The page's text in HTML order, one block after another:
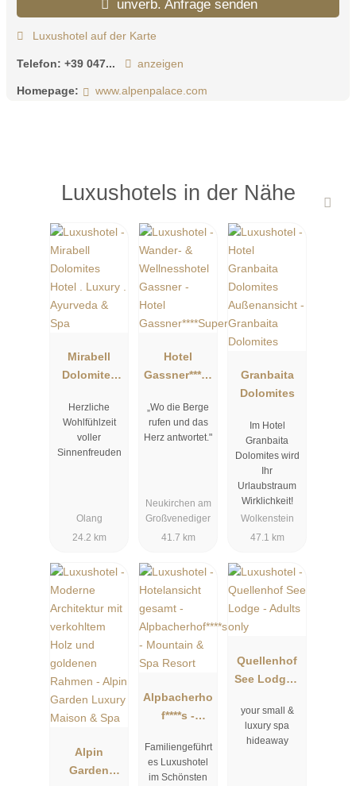
unverb. Anfrage senden
Luxushotel auf der Karte
Telefon: +39 047... anzeigen
Homepage: www.alpenpalace.com
Luxushotels in der Nähe
Mirabell
Dolomites
Luxury .
Ayurveda &
Spa
Herzliche
Wohlfühlzeit
voller
Sinnenfreuden
Olang
24.2 km
Hotel
Gassner****S
„Wo die Berge
rufen und das
Herz antwortet."
Neukirchen am
Großvenediger
41.7 km
Granbaita
Dolomites
Im Hotel
Granbaita
Dolomites wird
Ihr
Urlaubstraum
Wirklichkeit!
Wolkenstein
47.1 km
Alpin
Garden
Alpbacherho
f****s -
Spa Resort
Familiengeführt
es Luxushotel
im Schönsten
Quellenhof
See Lodge -
your small &
luxury spa
hideaway